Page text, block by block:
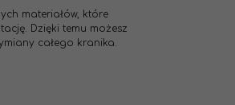
materiałów, które
Dzięki temu możesz
całego kranika.